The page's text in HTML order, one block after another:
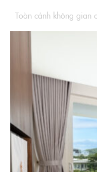
Toàn cảnh không gian